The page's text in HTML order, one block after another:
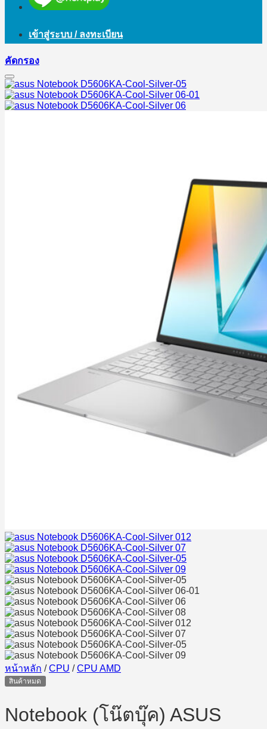
เข้าสู่ระบบ / ลงทะเบียน
คัดกรอง
หน้าหลัก / CPU / CPU AMD
สินค้าหมด
Notebook (โน๊ตบุ๊ค) ASUS